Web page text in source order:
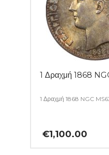
1 Δραχμή 1868
1 Δραχμή 1868 NGC
€1,100.00